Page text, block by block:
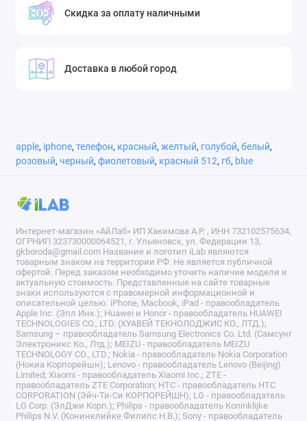
Скидка за оплату наличными
Доставка в любой город
apple, iphone, телефон, красный, желтый, голубой, белый,
розовый, черный, фиолетовый, красный 512, гб, blue
Интернет-магазин «АйЛаб» ИП Хакимова А.Р. , ИНН 732102575634,
ОГРНИП 323730000064521, г. Ульяновск, ул. Федерации 13,
gkboroda@gmail.com Название и логотип iLab являются
товарным знаком на территории РФ. Не является публичной
офертой. Перед заказом необходимо уточить наличие модели и
актуальную стоимость. Представленные на сайте товарные
знаки используются с правомерной информационной и
описательной целью. iPhone, Macbook, iPad - правообладатель
Apple Inc. (Эпл Инк.); Huawei и Honor - правообладатель HUAWEI
TECHNOLOGIES CO., LTD. (ХУАВЕЙ ТЕКНОЛОДЖИС КО., ЛТД.);
Samsung – правообладатель Samsung Electronics Co. Ltd. (Самсунг
Электроникс Ко., Лтд.); MEIZU - правообладатель MEIZU
TECHNOLOGY CO., LTD.; Nokia - правообладатель Nokia Corporation
(Нокиа Корпорейшн); Lenovo - правообладатель Lenovo (Beijing)
Limited; Xiaomi - правообладатель Xiaomi Inc.; ZTE -
правообладатель ZTE Corporation; HTC - правообладатель HTC
CORPORATION (Эйч-Ти-Си КОРПОРЕЙШН); LG - правообладатель
LG Corp. (ЭлДжи Корп.); Philips - правообладатель Koninklijke
Philips N.V. (Конинклийке Филипс Н.В.); Sony - правообладатель